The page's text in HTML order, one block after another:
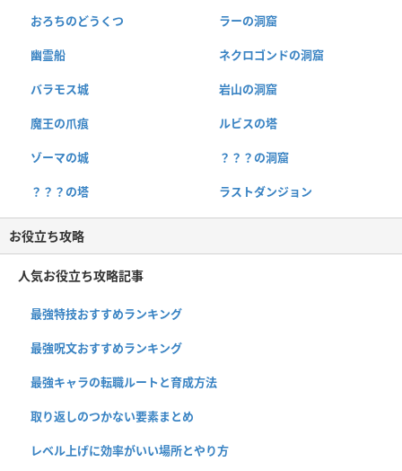
おろちのどうくつ ラーの洞窟
幽霊船 ネクロゴンドの洞窟
バラモス城 岩山の洞窟
魔王の爪痕 ルビスの塔
ゾーマの城 ？？？の洞窟
？？？の塔 ラストダンジョン
お役立ち攻略
人気お役立ち攻略記事
最強特技おすすめランキング
最強呪文おすすめランキング
最強キャラの転職ルートと育成方法
取り返しのつかない要素まとめ
レベル上げに効率がいい場所とやり方